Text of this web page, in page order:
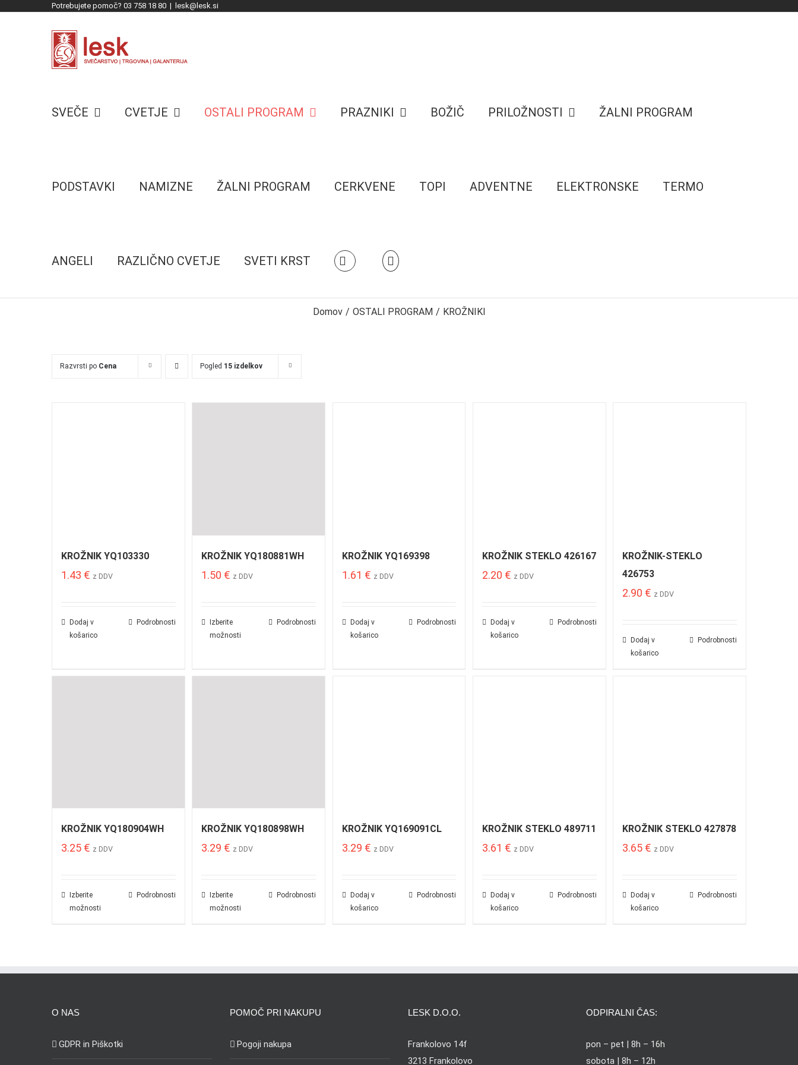
Potrebujete pomoč? 03 758 18 80 | lesk@lesk.si
SVEČE CVETJE OSTALI PROGRAM PRAZNIKI BOŽIČ PRILOŽNOSTI ŽALNI PROGRAM
PODSTAVKI NAMIZNE ŽALNI PROGRAM CERKVENE TOPI ADVENTNE ELEKTRONSKE TERMO
ANGELI RAZLIČNO CVETJE SVETI KRST
Domov / OSTALI PROGRAM / KROŽNIKI
Razvrsti po Cena Pogled 15 izdelkov
KROŽNIK YQ103330
1.43 € z DDV
Dodaj v
košarico
Podrobnosti
KROŽNIK YQ180881WH
1.50 € z DDV
Izberite
možnosti
Podrobnosti
KROŽNIK YQ169398
1.61 € z DDV
Dodaj v
košarico
Podrobnosti
KROŽNIK STEKLO 426167
2.20 € z DDV
Dodaj v
košarico
Podrobnosti
KROŽNIK-STEKLO
426753
2.90 € z DDV
Dodaj v
košarico
Podrobnosti
KROŽNIK YQ180904WH
3.25 € z DDV
Izberite
možnosti
Podrobnosti
KROŽNIK YQ180898WH
3.29 € z DDV
Izberite
možnosti
Podrobnosti
KROŽNIK YQ169091CL
3.29 € z DDV
Dodaj v
košarico
Podrobnosti
KROŽNIK STEKLO 489711
3.61 € z DDV
Dodaj v
košarico
Podrobnosti
KROŽNIK STEKLO 427878
3.65 € z DDV
Dodaj v
košarico
Podrobnosti
O NAS
GDPR in Piškotki
POMOČ PRI NAKUPU
Pogoji nakupa
LESK D.O.O.
Frankolovo 14f
3213 Frankolovo
ODPIRALNI ČAS:
pon – pet | 8h – 16h
sobota | 8h – 12h